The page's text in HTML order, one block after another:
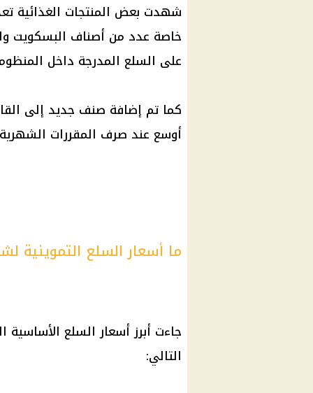
شهدت بعض المنتجات الغذائية
خاصة عدد من أصناف البسكويت
على السلع المدرجة داخل
كما تم إضافة صنف جديد إلى
أوسع عند صرف المقررات
ما أسعار السلع التموينية
جاءت أبرز أسعار السلع
التالي: